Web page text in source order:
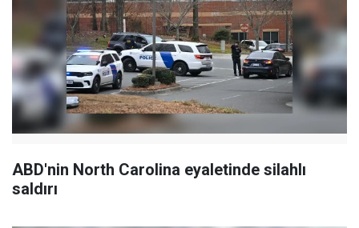
ABD'nin North Carolina eyaletinde silahlı
saldırı